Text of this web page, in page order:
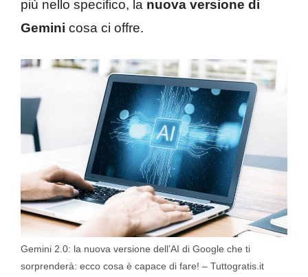
più nello specifico, la nuova versione di
Gemini cosa ci offre.
Gemini 2.0: la nuova versione dell’AI di Google che ti
sorprenderà: ecco cosa è capace di fare! – Tuttogratis.it